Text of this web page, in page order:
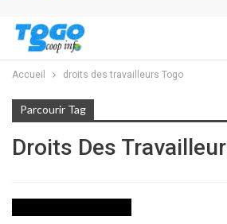
Accueil droits des travailleurs Togo
Parcourir Tag
Droits Des